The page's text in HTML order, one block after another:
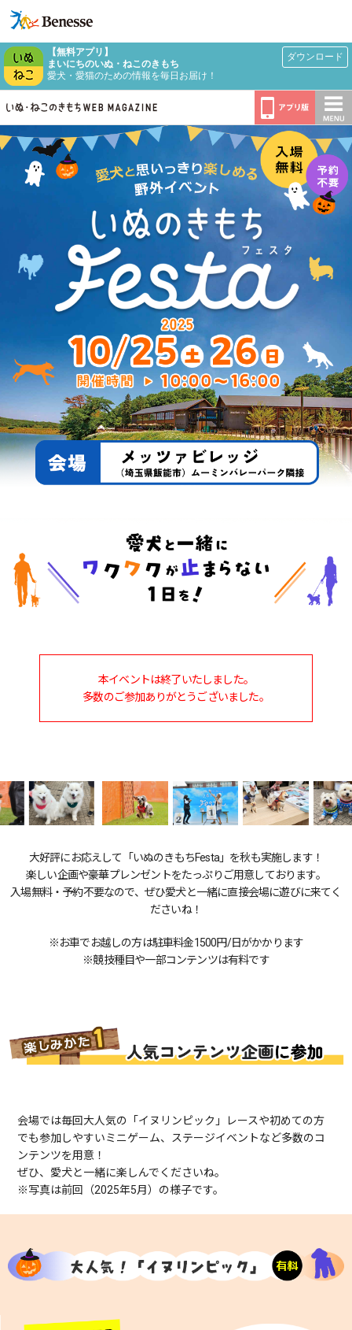
【無料アプリ】
まいにちのいぬ・ねこのきもち
愛犬・愛猫のための情報を毎日お届け！
ダウンロード
本イベントは終了いたしました。
多数のご参加ありがとうございました。
大好評にお応えして「いぬのきもちFesta」を秋も実施します！
楽しい企画や豪華プレンゼントをたっぷりご用意しております。
入場無料・予約不要なので、ぜひ愛犬と一緒に直接会場に遊びに来てく
ださいね！
※お車でお越しの方は駐車料金1500円/日がかかります
※競技種目や一部コンテンツは有料です
会場では毎回大人気の「イヌリンピック」レースや初めての方
でも参加しやすいミニゲーム、ステージイベントなど多数のコ
ンテンツを用意！
ぜひ、愛犬と一緒に楽しんでくださいね。
※写真は前回（2025年5月）の様子です。